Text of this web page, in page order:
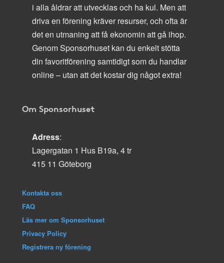
i alla åldrar att utvecklas och ha kul. Men att
driva en förening kräver resurser, och ofta är
det en utmaning att få ekonomin att gå ihop.
Genom Sponsorhuset kan du enkelt stötta
din favoritförening samtidigt som du handlar
online – utan att det kostar dig något extra!
Om Sponsorhuset
Adress:
Lagergatan 1 Hus B19a, 4 tr
415 11 Göteborg
Kontakta oss
FAQ
Läs mer om Sponsorhuset
Privacy Policy
Registrera ny förening